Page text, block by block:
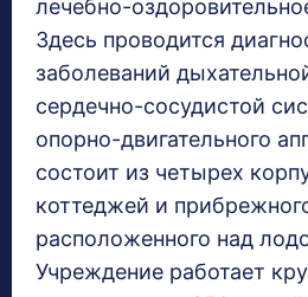
лечебно-
Здесь проводится
заболеваний
сердечно-сосудистой
опорно-двигательного
состоит из четырех
коттеджей и
расположенного над
Учреждение работает